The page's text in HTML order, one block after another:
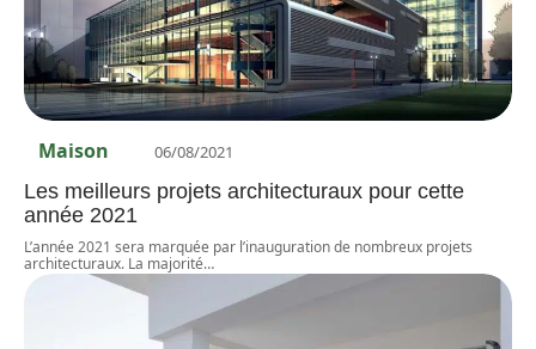
Maison 06/08/2021
Les meilleurs projets architecturaux pour cette
année 2021
L’année 2021 sera marquée par l’inauguration de nombreux projets
architecturaux. La majorité…